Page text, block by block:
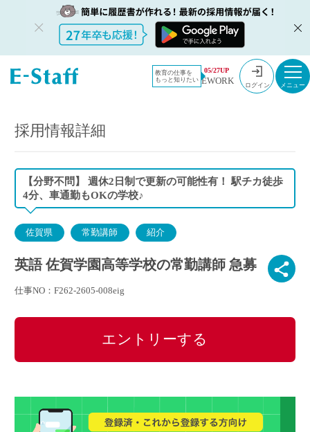
教育の仕事を
もっと知りたい
05/27UP
EWORK ログイン
教員採用情
報のイー・
採用情報
英語 佐賀学園高等学校の常勤講師 急募
採用情報詳細
【分野不問】 週休2日制で更新の可能性有！ 駅チカ徒歩
4分、車通勤もOKの学校♪
佐賀県 常勤講師 紹介
英語 佐賀学園高等学校の常勤講師 急募
仕事NO：F262-2605-008eig
エントリーする